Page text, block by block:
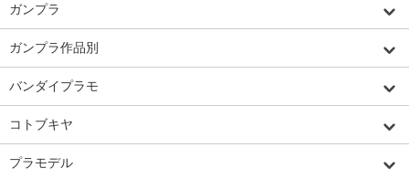
ガンプラ
ガンプラ作品別
バンダイプラモ
コトブキヤ
プラモデル